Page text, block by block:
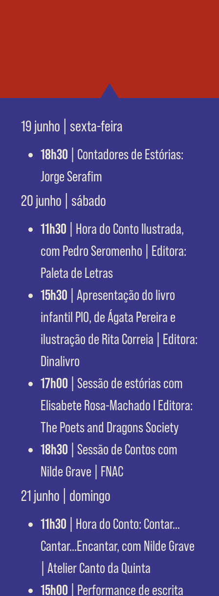
19 junho | sexta-feira
18h30 | Contadores de Estórias:
Jorge Serafim
20 junho | sábado
11h30 | Hora do Conto Ilustrada,
com Pedro Seromenho | Editora:
Paleta de Letras
15h30 | Apresentação do livro
infantil PIO, de Ágata Pereira e
ilustração de Rita Correia | Editora:
Dinalivro
17h00 | Sessão de estórias com
Elisabete Rosa-Machado I Editora:
The Poets and Dragons Society
18h30 | Sessão de Contos com
Nilde Grave | FNAC
21 junho | domingo
11h30 | Hora do Conto: Contar…
Cantar…Encantar, com Nilde Grave
| Atelier Canto da Quinta
15h00 | Performance de escrita